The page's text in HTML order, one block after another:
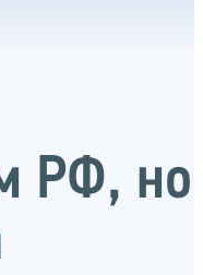
РФ, но